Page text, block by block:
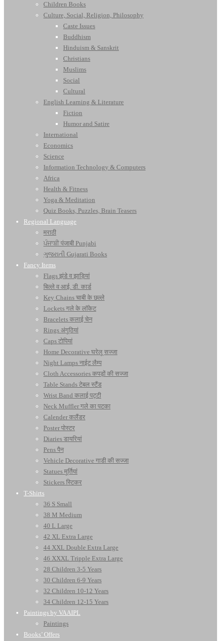
Children Books
Culture, Social, Religion, Philosophy
Caste Issues
Buddhism
Hinduism & Sanskrit
Christians
Muslims
Social
Cultural
English Learning & Literature
Fiction
Humor and Satire
International
Economics
Science
Information Technology & Computers
Africa
Health & Fitness
Yoga & Meditation
Quiz Books, Puzzles, Brain Teasers
Regional Language
मराठी
ਪੰਜਾਬੀ पंजाबी Punjabi
ગુજરાતી Gujarati Books
Fancy Items
Flags झंडे व झाड़ियां
बिल्ले व आई. डी. कार्ड
Key Chains चाबी के छल्ले
Lockets गले के लॉकेट
Bracelets कलाई चेन
Rings अंगूठियां
Caps टोपियां
Home Decorative घरेलू सज्जा
Night Lamps नाईट लैम्प
Cloth Accessories कपड़ों की सज्जा
Table Stands टेबल स्टैंड
Wrist Band कलाई पट्टी
Neck Muffler गले का पटका
Calender कलैंडर
Poster पोस्टर
Diaries डायरियां
Pens पैन
Vehicle Decorative गाडी की सज्जा
Statues मूर्तियां
Stickers स्टिकर
T-Shirts
36 S Small
38 M Medium
40 L Large
42 XL Extra Large
44 XXL Double Extra Large
46 XXXL Tripple Extra Large
28 Children 3-5 Years
30 Children 6-9 Years
32 Children 10-12 Years
34 Children 12-15 Years
Paintings by VAAIPL
Paintings
Books’ Offers